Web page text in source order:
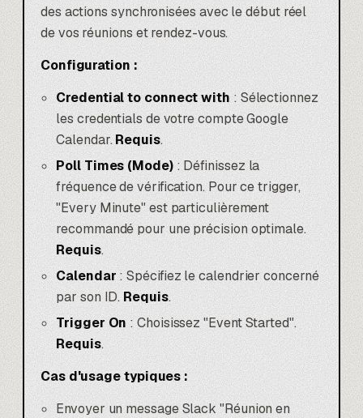
des actions synchronisées avec le début réel
de vos réunions et rendez-vous.
Configuration :
Credential to connect with: Sélectionnez
les credentials de votre compte Google
Calendar.Requis.
Poll Times (Mode): Définissez la
fréquence de vérification. Pour ce trigger,
"Every Minute" est particulièrement
recommandé pour une précision optimale.
Requis.
Calendar: Spécifiez le calendrier concerné
par son ID.Requis.
Trigger On : Choisissez "Event Started".
Requis.
Cas d'usage typiques :
Envoyer un message Slack "Réunion en